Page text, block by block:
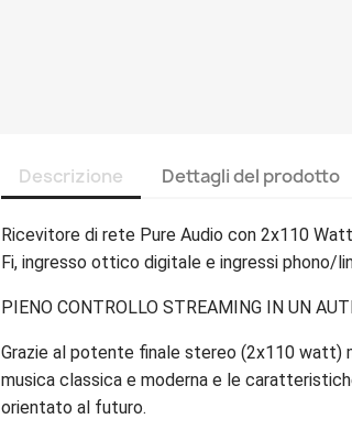
Descrizione Dettagli del prodotto
Ricevitore di rete Pure Audio con 2x110
Fi, ingresso ottico digitale e ingressi phono/
PIENO CONTROLLO STREAMING IN UN
Grazie al potente finale stereo (2x110 watt)
musica classica e moderna e le
orientato al futuro.